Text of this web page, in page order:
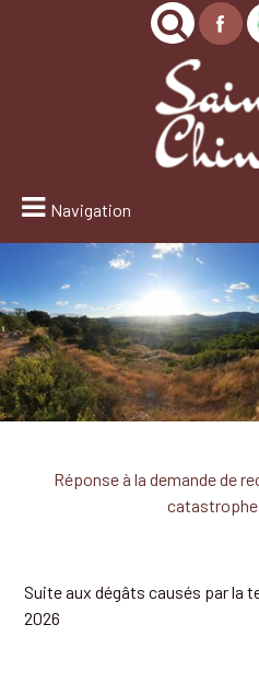
Navigation
Réponse à la demande de
Suite aux dégâts causés par la
2026